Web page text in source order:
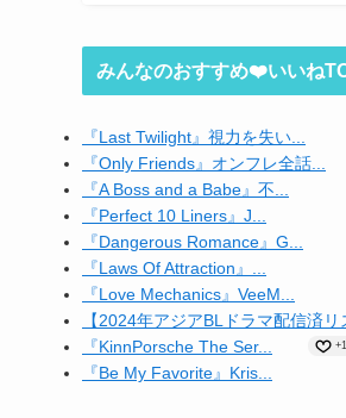
みんなのおすすめ❤️いいね
『Last Twilight』視力を失い...
『Only Friends』オンフレ全話...
『A Boss and a Babe』不...
『Perfect 10 Liners』J...
『Dangerous Romance』G...
『Laws Of Attraction』...
『Love Mechanics』VeeM...
【2024年アジアBLドラマ配信済リ
『KinnPorsche The Ser...
『Be My Favorite』Kris...